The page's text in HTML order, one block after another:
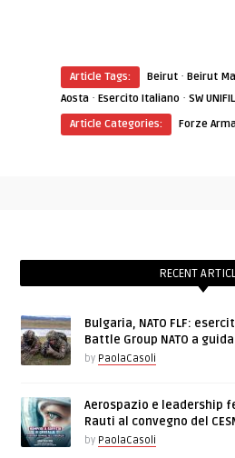
Article Tags: Beirut ·Beirut
Aosta ·Esercito Italiano ·SW UNIFIL
Article Categories:
Forze
RECENT
Bulgaria, NATO FLF:
Battle Group NATO a
by PaolaCasoli
Aerospazio e leadership
Rauti al convegno del
by PaolaCasoli